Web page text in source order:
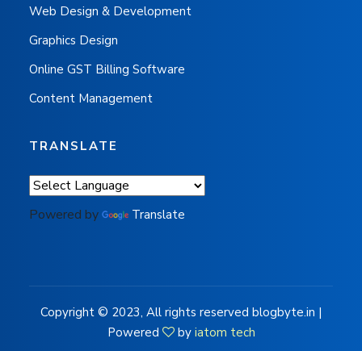
Web Design & Development
Graphics Design
Online GST Billing Software
Content Management
TRANSLATE
Powered by Translate
Copyright © 2023, All rights reserved blogbyte.in |
Powered
by iatom tech